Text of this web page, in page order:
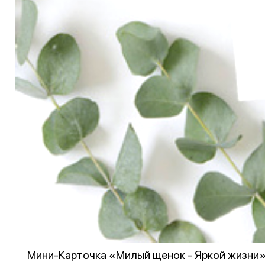
Мини-Карточка «Милый щенок - Яркой